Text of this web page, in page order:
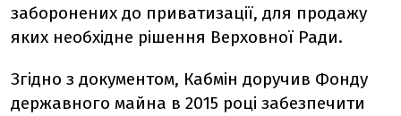
заборонених до приватизації, для продажу
яких необхідне рішення Верховної Ради.
Згідно з документом, Кабмін доручив Фонду
державного майна в 2015 році забезпечити